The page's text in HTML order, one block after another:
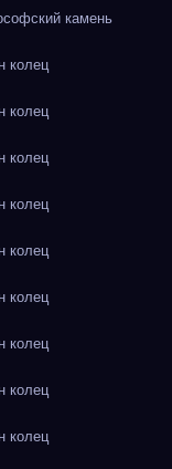
камень
колец
колец
колец
колец
колец
колец
колец
колец
колец